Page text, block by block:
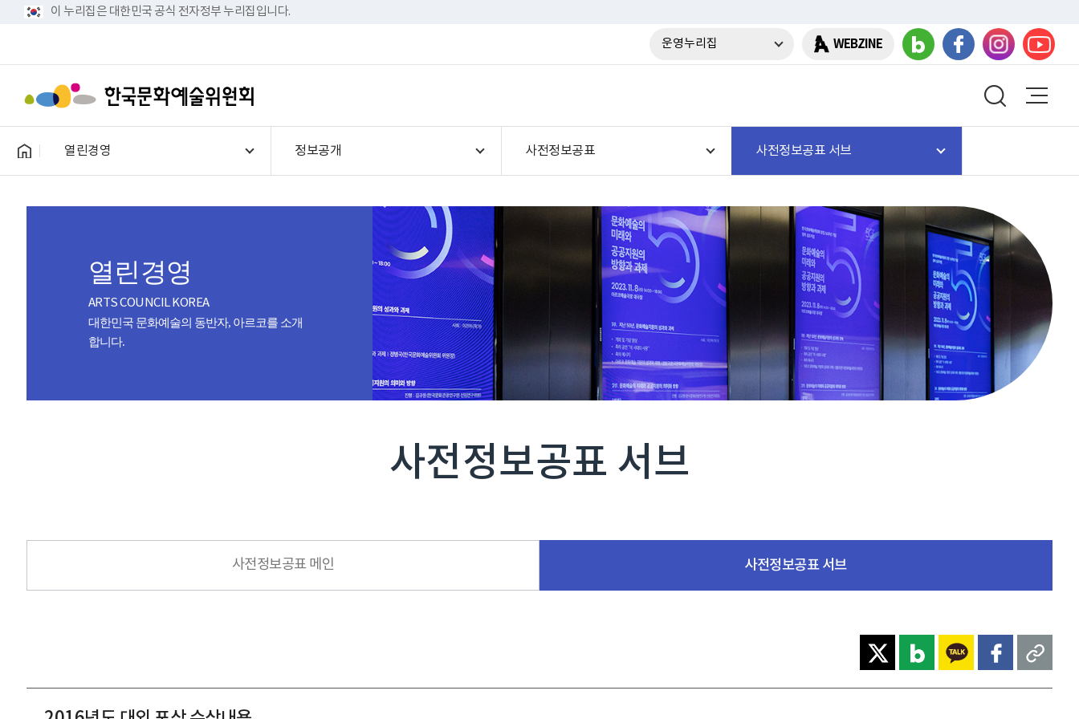
이 누리집은 대한민국 공식 전자정부 누리집입니다.
운영누리집 WEBZINE
열린경영 정보공개 사전정보공표 사전정보공표 서브
열린경영
ARTS COUNCIL KOREA
대한민국 문화예술의 동반자, 아르코를 소개
합니다.
사전정보공표 서브
사전정보공표 메인 사전정보공표 서브